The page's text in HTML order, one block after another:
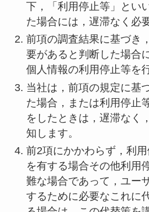
下，「利用停止等」とい
た場合には，遅滞なく必
前項の調査結果に基づき
要があると判断した場合
個人情報の利用停止等を
当社は，前項の規定に基
た場合，または利用停止
をしたときは，遅滞なく
知します。
前2項にかかわらず，利
を有する場合その他利用
難な場合であって，ユー
するために必要なこれに